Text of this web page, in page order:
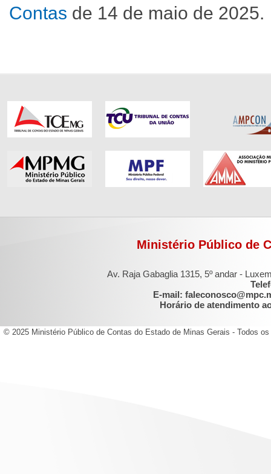
Contas de 14 de maio de 2025.
Ministério Público de
Av. Raja Gabaglia 1315, 5º andar -
E-mail:
Horário de atendimento
© 2025 Ministério Público de Contas do Estado de Minas Gerais - Todos